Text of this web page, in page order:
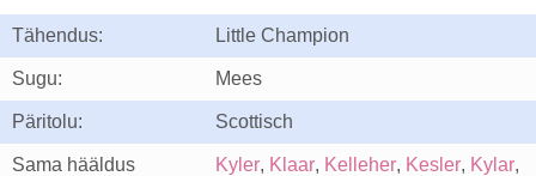
Tähendus: Little Champion
Sugu: Mees
Päritolu: Scottisch
Sama hääldus
Kyler, Klaar, Kelleher, Kesler, Kylar,